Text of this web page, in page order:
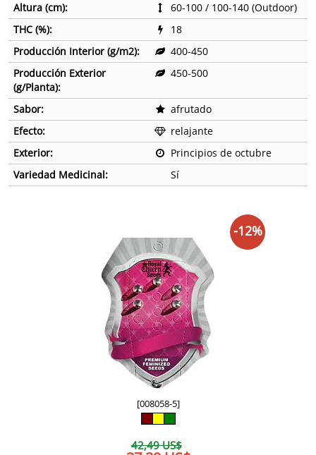
Altura (cm):
60-100 / 100-140 (Outdoor)
THC (%):
18
Producción Interior (g/m2):
400-450
Producción Exterior
(g/Planta):
450-500
Sabor:
afrutado
Efecto:
relajante
Exterior:
Principios de octubre
Variedad Medicinal:
Sí
[008058-5]
42,49 US$
-12%